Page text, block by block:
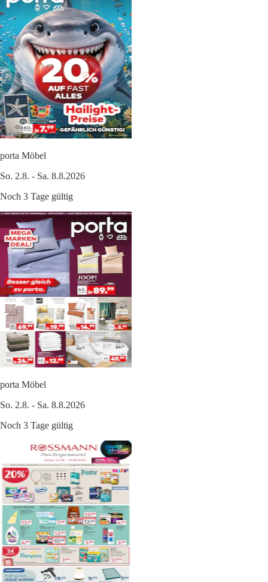
porta Möbel
So. 2.8. - Sa. 8.8.2026
Noch 3 Tage gültig
porta Möbel
So. 2.8. - Sa. 8.8.2026
Noch 3 Tage gültig